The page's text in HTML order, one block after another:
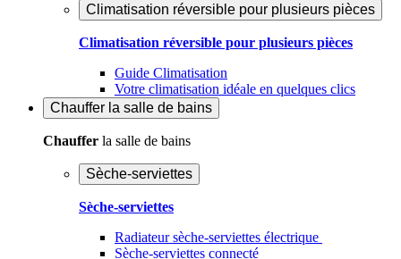
Climatisation réversible pour plusieurs pièces
Climatisation réversible pour plusieurs pièces
Guide Climatisation
Votre climatisation idéale en quelques clics
Chauffer la salle de bains
Chauffer la salle de bains
Sèche-serviettes
Sèche-serviettes
Radiateur sèche-serviettes électrique
Sèche-serviettes connecté